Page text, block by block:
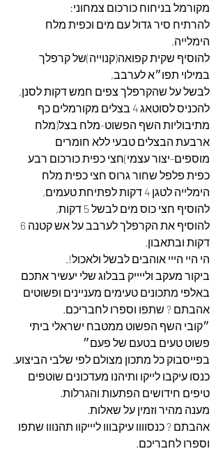
מקורמל בניחוח כורכום צמחוני:
להרתיח סיר גדול עם מים וכפית מלח
הימלייה,
להוסיף שקית קפואה(קנוייה)של קרפלך
במילוי תפו״א לערבב,
לבשל על שהקרפלך צפים חמש דקות לסנן,
להכניס לסוטאג 4 בצלים מקורמלים כף
מתיבוליות השף הפשוט-מלח בצל(מלח
ארבעת הבצלים טבעי ללא חומרים
מוספים-יצור עצמי)חצי כפית כורכום רבע
כפית פלפל שחור גרוס חצי כפית מלח
הימלייה לטגן 4 דקות לפתיחת טעמים,
להוסיף חצי כוס מים לבשל 5 דקות,
דקות ובתאבון.
הי היי הייי אוהבים לבשל ולאכול!.
ביקור מעקב ולייייק בבלוג שלי יעשיר אתכם
באלפי מתכונים טעימים מעניינים ופשוטים
אהבתם ? שתפו וספרו לחבריכם.
״קובי השף הפשוט ממטבח ישראלי ביתי
פשוט טעים בטעם של פעם״
בפייסבוק כל מתכון מצולם לפי שלבי הביצוע.
כנסו עיקבו לייקו ותיהנו מעדכונים שוטפים
טיפים חידושים הפתעות והגרלות.
מענה מהיר וזמין על שאלות.
אהבתם ? כנסוווו עיקבווו ליייקוו תהנווו שתפו
וספרו לחבריכם.